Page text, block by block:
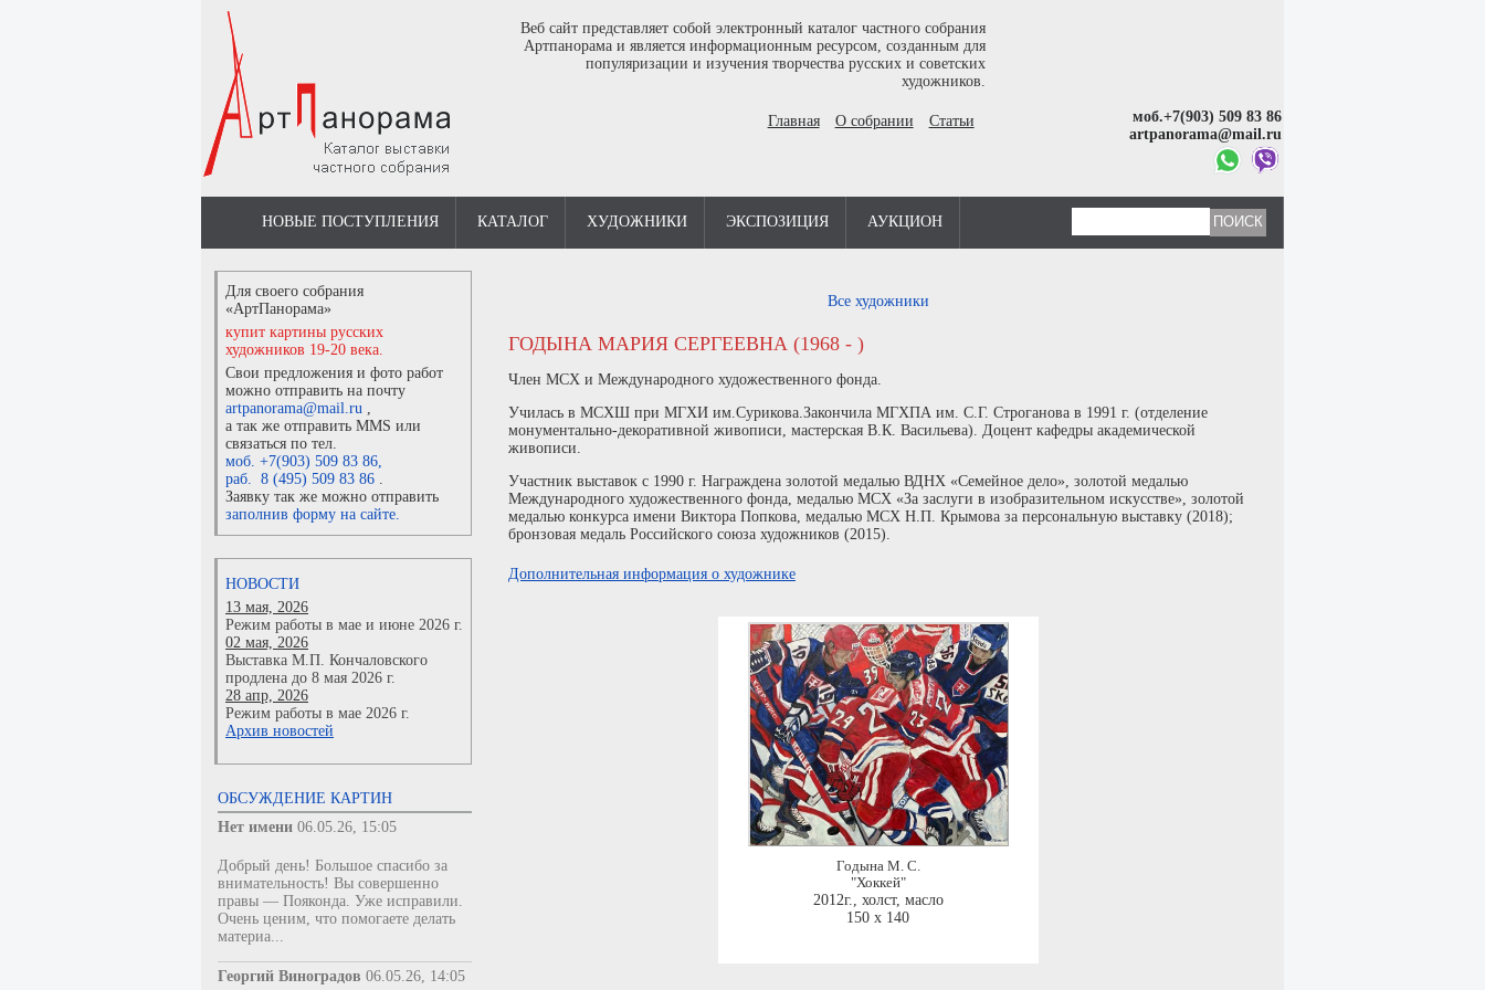
Веб сайт представляет собой электронный каталог частного собрания
Артпанорама и является информационным ресурсом, созданным для
популяризации и изучения творчества русских и советских
художников.
Главная О собрании Статьи
моб.+7(903) 509 83 86
artpanorama@mail.ru
НОВЫЕ ПОСТУПЛЕНИЯ КАТАЛОГ ХУДОЖНИКИ ЭКСПОЗИЦИЯ АУКЦИОН
Для своего собрания
«АртПанорама»
купит картины русских
художников 19-20 века.
Свои предложения и фото работ
можно отправить на почту
artpanorama@mail.ru ,
а так же отправить MMS или
связаться по тел.
моб. +7(903) 509 83 86,
раб. 8 (495) 509 83 86 .
Заявку так же можно отправить
заполнив форму на сайте.
НОВОСТИ
13 мая, 2026
Режим работы в мае и июне 2026 г.
02 мая, 2026
Выставка М.П. Кончаловского
продлена до 8 мая 2026 г.
28 апр, 2026
Режим работы в мае 2026 г.
Архив новостей
ОБСУЖДЕНИЕ КАРТИН
Нет имени 06.05.26, 15:05
Добрый день! Большое спасибо за
внимательность! Вы совершенно
правы — Пояконда. Уже исправили.
Очень ценим, что помогаете делать
материа...
Георгий Виноградов 06.05.26, 14:05
Все художники
ГОДЫНА МАРИЯ СЕРГЕЕВНА (1968 - )
Член МСХ и Международного художественного фонда.
Училась в МСХШ при МГХИ им.Сурикова.Закончила МГХПА им. С.Г. Строганова в 1991 г. (отделение
монументально-декоративной живописи, мастерская В.К. Васильева). Доцент кафедры академической
живописи.
Участник выставок с 1990 г. Награждена золотой медалью ВДНХ «Семейное дело», золотой медалью
Международного художественного фонда, медалью МСХ «За заслуги в изобразительном искусстве», золотой
медалью конкурса имени Виктора Попкова, медалью МСХ Н.П. Крымова за персональную выставку (2018);
бронзовая медаль Российского союза художников (2015).
Дополнительная информация о художнике
Годына М. С.
"Хоккей"
2012г., холст, масло
150 x 140